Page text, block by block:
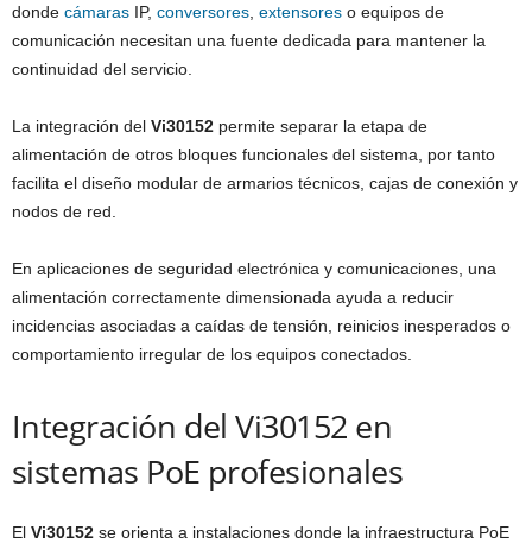
donde cámaras IP, conversores extensores o equipos de
comunicación necesitan una fuente dedicada para mantener la
continuidad del servicio.
La integración del Vi30152 permite separar la etapa de
alimentación de otros bloques funcionales del sistema, por tanto
facilita el diseño modular de armarios técnicos, cajas de conexión y
nodos de red.
En aplicaciones de seguridad electrónica y comunicaciones, una
alimentación correctamente dimensionada ayuda a reducir
incidencias asociadas a caídas de tensión, reinicios inesperados o
comportamiento irregular de los equipos conectados.
Integración del Vi30152 en
sistemas PoE profesionales
El Vi30152 se orienta a instalaciones donde la infraestructura PoE